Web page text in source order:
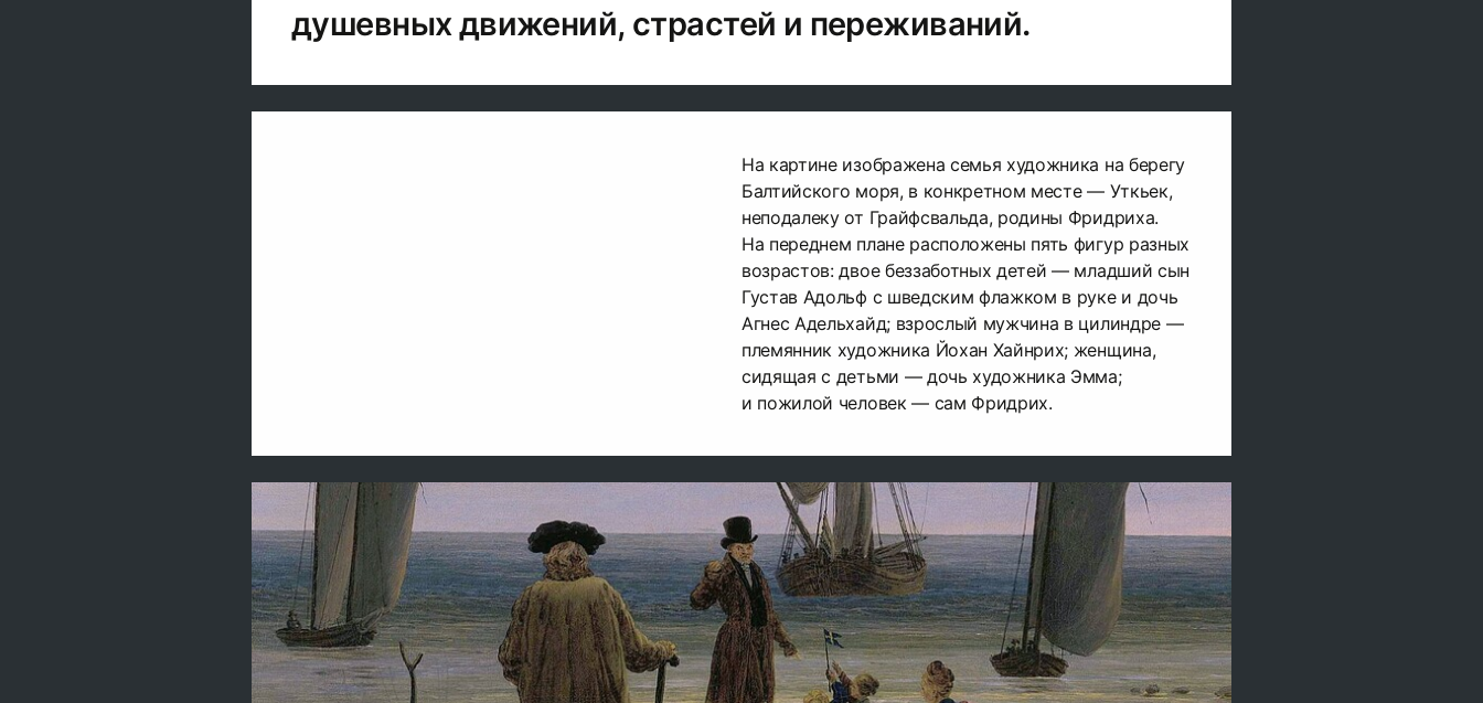
душевных движений, страстей и переживаний.
На картине изображена семья художника на берегу
Балтийского моря, в конкретном месте — Уткьек,
неподалеку от Грайфсвальда, родины Фридриха.
На переднем плане расположены пять фигур разных
возрастов: двое беззаботных детей — младший сын
Густав Адольф с шведским флажком в руке и дочь
Агнес Адельхайд; взрослый мужчина в цилиндре —
племянник художника Йохан Хайнрих; женщина,
сидящая с детьми — дочь художника Эмма;
и пожилой человек — сам Фридрих.